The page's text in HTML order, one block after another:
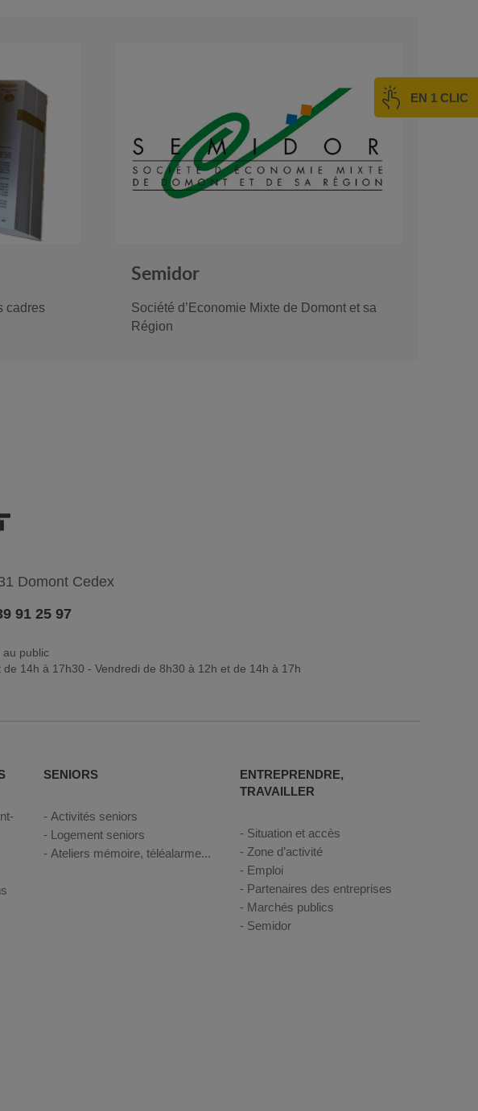
EN 1 CLIC
cadres
Semidor
Société d’Economie Mixte de Domont et sa
Région
Domont Cedex
91 25 97
public
14h à 17h30 - Vendredi de 8h30 à 12h et de 14h à 17h
SENIORS
Activités seniors
Logement seniors
Ateliers mémoire, téléalarme...
ENTREPRENDRE,
TRAVAILLER
Situation et accès
Zone d’activité
Emploi
Partenaires des entreprises
Marchés publics
Semidor